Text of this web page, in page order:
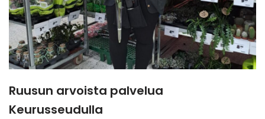
Ruusun arvoista palvelua
Keurusseudulla